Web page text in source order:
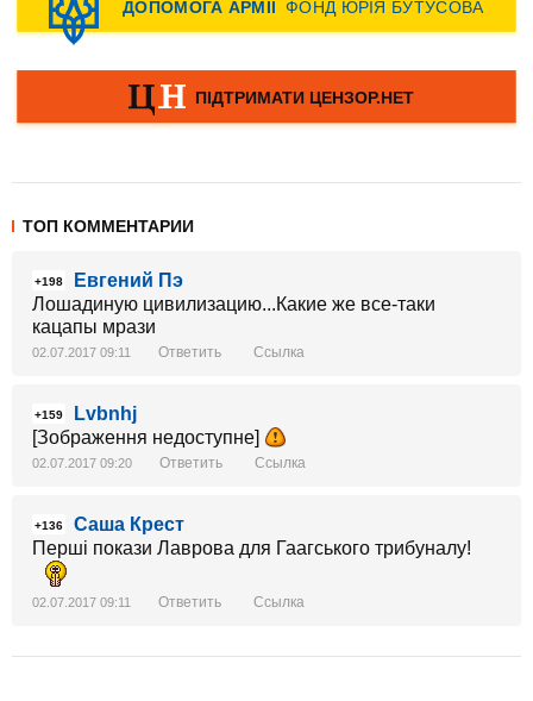
ТОП КОММЕНТАРИИ
+198
Евгений Пэ
Лошадиную цивилизацию...Какие же все-таки
кацапы мрази
02.07.2017 09:11 Ответить Ссылка
+159
Lvbnhj
[Зображення недоступне]
02.07.2017 09:20 Ответить Ссылка
+136
Саша Крест
Перші покази Лаврова для Гаагського трибуналу!
02.07.2017 09:11 Ответить Ссылка